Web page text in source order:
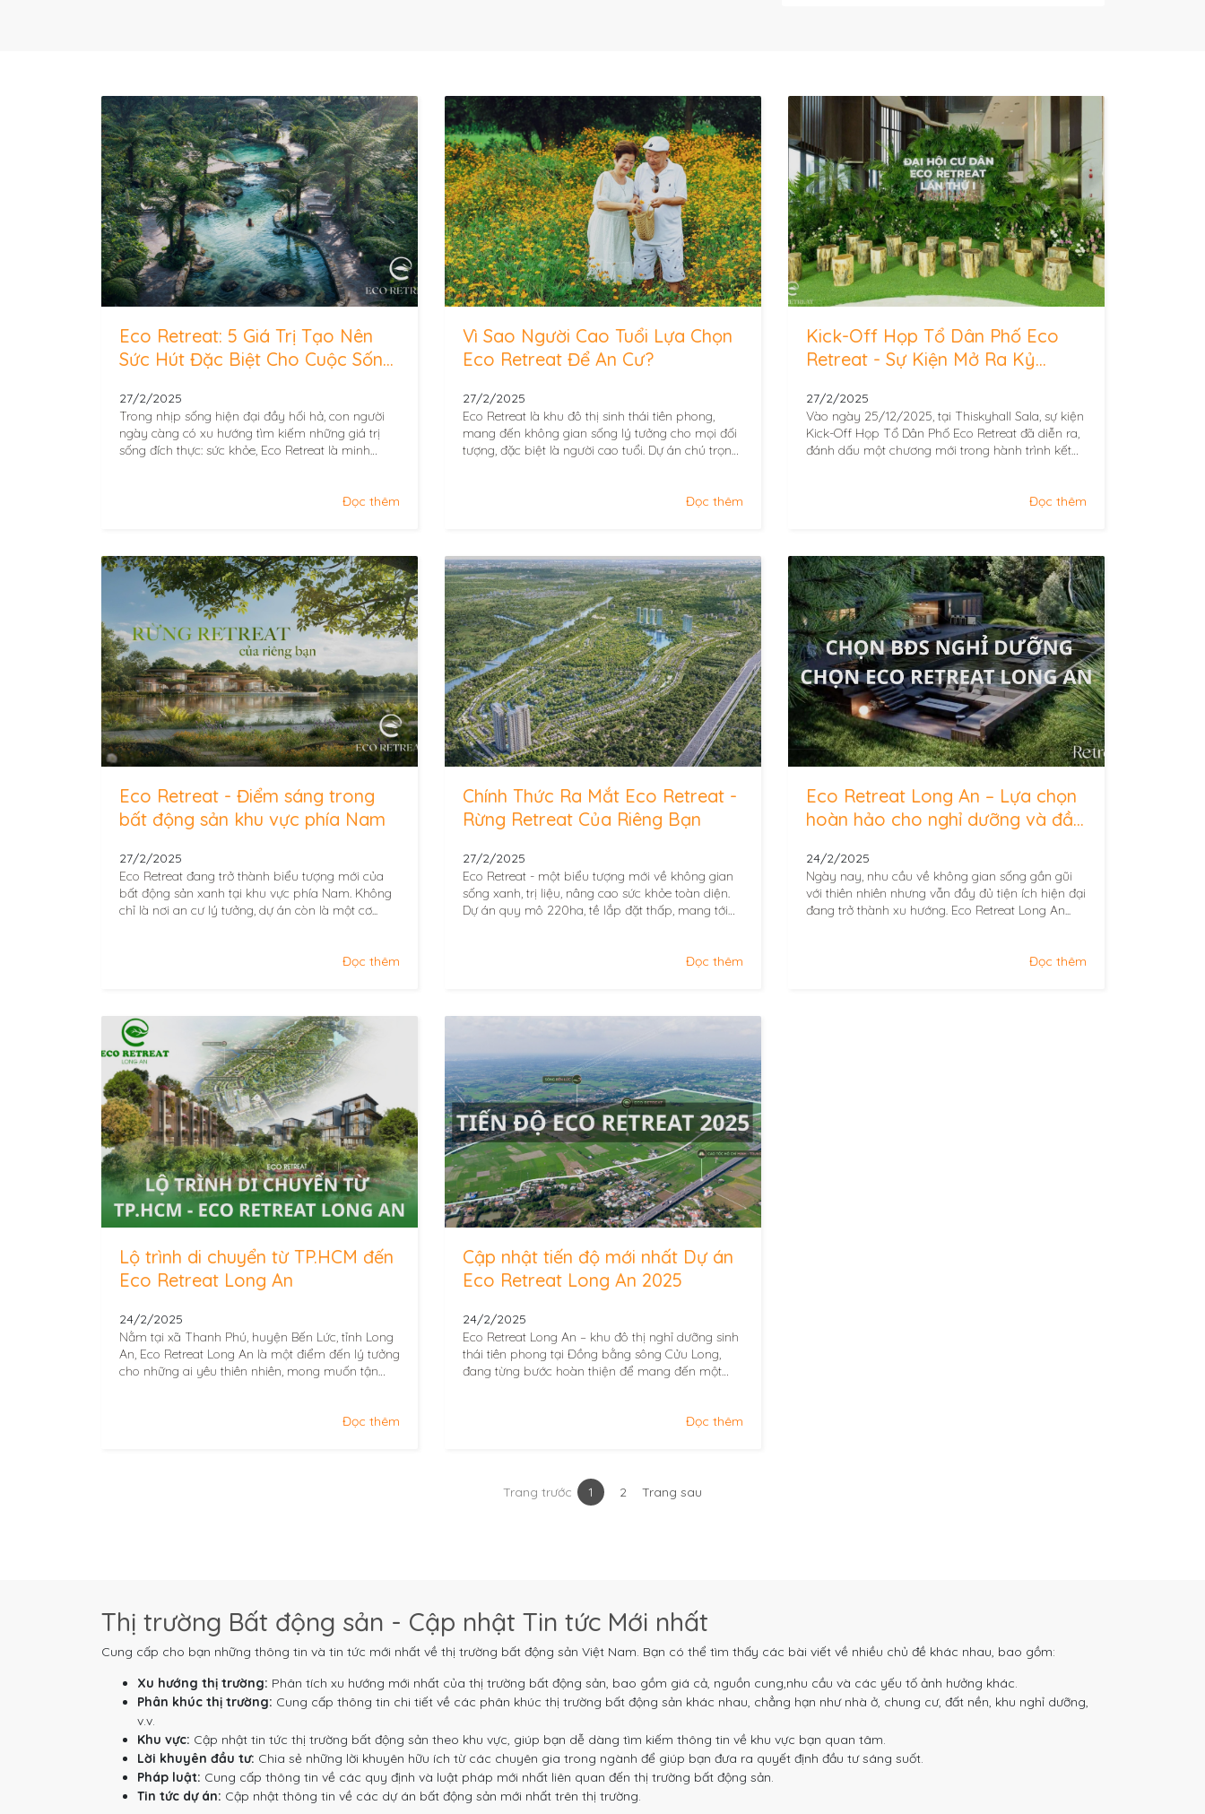
Eco Retreat: 5 Giá Trị Tạo Nên
Sức Hút Đặc Biệt Cho Cuộc Sống
27/2/2025
Trong nhịp sống hiện đại đầy hối hả, con người
ngày càng có xu hướng tìm kiếm những giá trị
sống đích thực: sức khỏe, Eco Retreat là minh
Đọc thêm
Vì Sao Người Cao Tuổi Lựa Chọn
Eco Retreat Để An Cư?
27/2/2025
Eco Retreat là khu đô thị sinh thái tiên phong,
mang đến không gian sống lý tưởng cho mọi đối
tượng, đặc biệt là người cao tuổi. Dự án chú trọng
Đọc thêm
Kick-Off Họp Tổ Dân Phố Eco
Retreat - Sự Kiện Mở Ra Kỷ
27/2/2025
Vào ngày 25/12/2025, tại Thiskyhall Sala, sự kiện
Kick-Off Họp Tổ Dân Phố Eco Retreat đã diễn ra,
đánh dấu một chương mới trong hành trình kết
Đọc thêm
Eco Retreat - Điểm sáng trong
bất động sản khu vực phía Nam
27/2/2025
Eco Retreat đang trở thành biểu tượng mới của
bất động sản xanh tại khu vực phía Nam. Không
chỉ là nơi an cư lý tưởng, dự án còn là một cơ...
Đọc thêm
Chính Thức Ra Mắt Eco Retreat -
Rừng Retreat Của Riêng Bạn
27/2/2025
Eco Retreat - một biểu tượng mới về không gian
sống xanh, trị liệu, nâng cao sức khỏe toàn diện.
Dự án quy mô 220ha, tề lắp đặt thấp, mang tới
Đọc thêm
Eco Retreat Long An – Lựa chọn
hoàn hảo cho nghỉ dưỡng và đầu
24/2/2025
Ngày nay, nhu cầu về không gian sống gần gũi
với thiên nhiên nhưng vẫn đầy đủ tiện ích hiện đại
đang trở thành xu hướng. Eco Retreat Long An...
Đọc thêm
Lộ trình di chuyển từ TP.HCM đến
Eco Retreat Long An
24/2/2025
Nằm tại xã Thanh Phú, huyện Bến Lức, tỉnh Long
An, Eco Retreat Long An là một điểm đến lý tưởng
cho những ai yêu thiên nhiên, mong muốn tận
Đọc thêm
Cập nhật tiến độ mới nhất Dự án
Eco Retreat Long An 2025
24/2/2025
Eco Retreat Long An – khu đô thị nghỉ dưỡng sinh
thái tiên phong tại Đồng bằng sông Cửu Long,
đang từng bước hoàn thiện để mang đến một
Đọc thêm
Trang trước
Trang sau1 2 Trang sau
Trang sau
Thị trường Bất động sản - Cập nhật Tin tức Mới nhất
Cung cấp cho bạn những thông tin và tin tức mới nhất về thị trường bất động sản Việt Nam. Bạn có thể tìm thấy các bài viết về nhiều chủ đề khác nhau, bao gồm:
Xu hướng thị trường: Phân tích xu hướng mới nhất của thị trường bất động sản, bao gồm giá cả, nguồn cung,nhu cầu và các yếu tố ảnh hưởng khác.
Phân khúc thị trường: Cung cấp thông tin chi tiết về các phân khúc thị trường bất động sản khác nhau, chẳng hạn như nhà ở, chung cư, đất nền, khu nghỉ dưỡng,
v.v.
Khu vực: Cập nhật tin tức thị trường bất động sản theo khu vực, giúp bạn dễ dàng tìm kiếm thông tin về khu vực bạn quan tâm.
Lời khuyên đầu tư: Chia sẻ những lời khuyên hữu ích từ các chuyên gia trong ngành để giúp bạn đưa ra quyết định đầu tư sáng suốt.
Pháp luật: Cung cấp thông tin về các quy định và luật pháp mới nhất liên quan đến thị trường bất động sản.
Tin tức dự án: Cập nhật thông tin về các dự án bất động sản mới nhất trên thị trường.